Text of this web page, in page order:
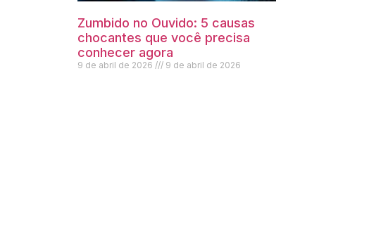
Zumbido no Ouvido: 5 causas
chocantes que você precisa
conhecer agora
9 de abril de 2026 9 de abril de 2026